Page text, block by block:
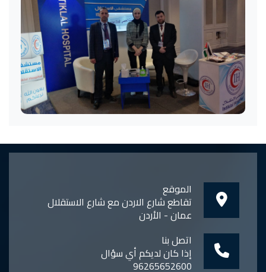
الموقع
تقاطع شارع الاردن مع شارع الاستقلال
عمان - الأردن
اتصل بنا
إذا كان لديكم أي سؤال
96265652600